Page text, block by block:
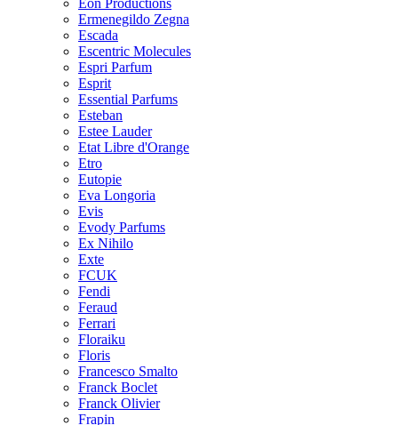
Eon Productions
Ermenegildo Zegna
Escada
Escentric Molecules
Espri Parfum
Esprit
Essential Parfums
Esteban
Estee Lauder
Etat Libre d'Orange
Etro
Eutopie
Eva Longoria
Evis
Evody Parfums
Ex Nihilo
Exte
FCUK
Fendi
Feraud
Ferrari
Floraiku
Floris
Francesco Smalto
Franck Boclet
Franck Olivier
Frapin